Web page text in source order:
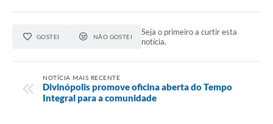
GOSTEI NÃO GOSTEI
Seja o primeiro a curtir esta
notícia.
NOTÍCIA MAIS RECENTE
Divinópolis promove oficina aberta do Tempo
Integral para a comunidade